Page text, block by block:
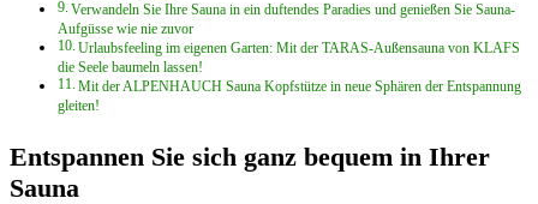
Verwandeln Sie Ihre Sauna in ein duftendes Paradies und genießen Sie Sauna-
Aufgüsse wie nie zuvor
Urlaubsfeeling im eigenen Garten: Mit der TARAS-Außensauna von KLAFS
die Seele baumeln lassen!
Mit der ALPENHAUCH Sauna Kopfstütze in neue Sphären der Entspannung
gleiten!
Entspannen Sie sich ganz bequem in Ihrer
Sauna